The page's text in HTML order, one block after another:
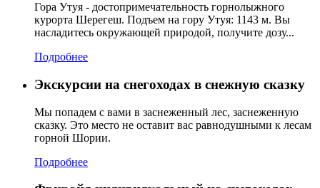
Гора Утуя - достопримечательность горнолыжного
курорта Шерегеш. Подъем на гору Утуя: 1143 м. Вы
насладитесь окружающей природой, получите дозу...
Подробнее
Экскурсии на снегоходах в снежную сказку
Мы попадем с вами в заснеженный лес, заснеженную
сказку. Это место не оставит вас равнодушными к лесам
горной Шории.
Подробнее